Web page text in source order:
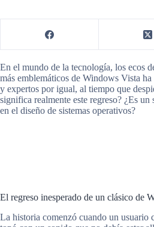
En el mundo de la tecnología, los ecos
más emblemáticos de Windows Vista
y expertos por igual, al tiempo que
significa realmente este regreso? ¿Es
en el diseño de sistemas operativos?
El regreso inesperado de un clásico de
La historia comenzó cuando un usuario